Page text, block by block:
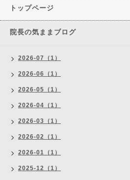
トップページ
院長の気ままブログ
2026-07（1）
2026-06（1）
2026-05（1）
2026-04（1）
2026-03（1）
2026-02（1）
2026-01（1）
2025-12（1）